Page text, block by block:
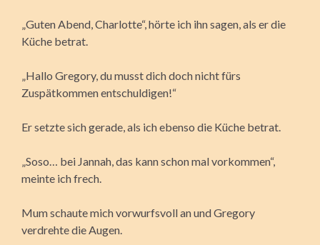
„Guten Abend, Charlotte“, hörte ich ihn sagen, als er die
Küche betrat.
„Hallo Gregory, du musst dich doch nicht fürs
Zuspätkommen entschuldigen!“
Er setzte sich gerade, als ich ebenso die Küche betrat.
„Soso… bei Jannah, das kann schon mal vorkommen“,
meinte ich frech.
Mum schaute mich vorwurfsvoll an und Gregory
verdrehte die Augen.